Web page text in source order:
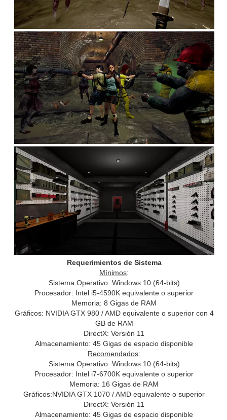
Requerimientos de Sistema
Mínimos:
Sistema Operativo: Windows 10 (64-bits)
Procesador: Intel i5-4590K equivalente o superior
Memoria: 8 Gigas de RAM
Gráficos: NVIDIA GTX 980 / AMD equivalente o superior con 4
GB de RAM
DirectX: Versión 11
Almacenamiento: 45 Gigas de espacio disponible
Recomendados:
Sistema Operativo: Windows 10 (64-bits)
Procesador: Intel i7-6700K equivalente o superior
Memoria: 16 Gigas de RAM
Gráficos:NVIDIA GTX 1070 / AMD equivalente o superior
DirectX: Versión 11
Almacenamiento: 45 Gigas de espacio disponible